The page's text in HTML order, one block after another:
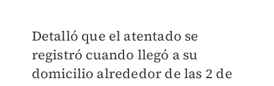
Detalló que el atentado se
registró cuando llegó a su
domicilio alrededor de las 2 de